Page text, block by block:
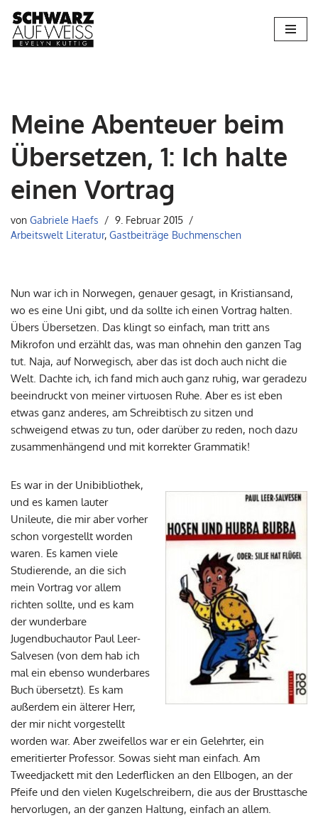
Zum
Meine Abenteuer beim
Übersetzen, 1: Ich halte
einen Vortrag
von Gabriele Haefs
9. Februar 2015
Arbeitswelt Literatur, Gastbeiträge Buchmenschen
Nun war ich in Norwegen, genauer gesagt, in Kristiansand,
wo es eine Uni gibt, und da sollte ich einen Vortrag halten.
Übers Übersetzen. Das klingt so einfach, man tritt ans
Mikrofon und erzählt das, was man ohnehin den ganzen Tag
tut. Naja, auf Norwegisch, aber das ist doch auch nicht die
Welt. Dachte ich, ich fand mich auch ganz ruhig, war geradezu
beeindruckt von meiner virtuosen Ruhe. Aber es ist eben
etwas ganz anderes, am Schreibtisch zu sitzen und
schweigend etwas zu tun, oder darüber zu reden, noch dazu
zusammenhängend und mit korrekter Grammatik!
Es war in der Unibibliothek,
und es kamen lauter
Unileute, die mir aber vorher
schon vorgestellt worden
waren. Es kamen viele
Studierende, an die sich
mein Vortrag vor allem
richten sollte, und es kam
der wunderbare
Jugendbuchautor Paul Leer-
Salvesen (von dem hab ich
mal ein ebenso wunderbares
Buch übersetzt). Es kam
außerdem ein älterer Herr,
der mir nicht vorgestellt
worden war. Aber zweifellos war er ein Gelehrter, ein
emeritierter Professor. Sowas sieht man einfach. Am
Tweedjackett mit den Lederflicken an den Ellbogen, an der
Pfeife und den vielen Kugelschreibern, die aus der Brusttasche
hervorlugen, an der ganzen Haltung, einfach an allem.